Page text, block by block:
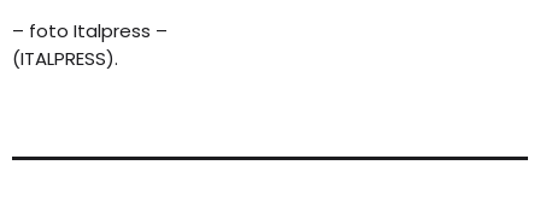
– foto Italpress –
(ITALPRESS).